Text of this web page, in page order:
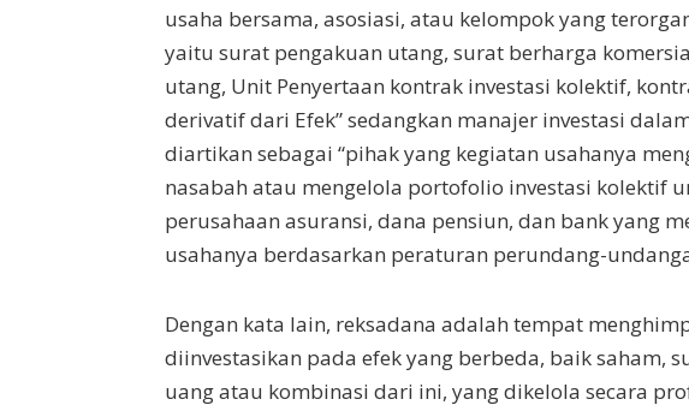
usaha bersama, asosiasi, atau kelompok yang
yaitu surat pengakuan utang, surat berharga
utang, Unit Penyertaan kontrak investasi kolektif,
derivatif dari Efek” sedangkan manajer investasi
diartikan sebagai “pihak yang kegiatan usahanya
nasabah atau mengelola portofolio investasi kolektif
perusahaan asuransi, dana pensiun, dan bank yang
usahanya berdasarkan peraturan perundang-
Dengan kata lain, reksadana adalah tempat
diinvestasikan pada efek yang berbeda, baik saham,
uang atau kombinasi dari ini, yang dikelola secara